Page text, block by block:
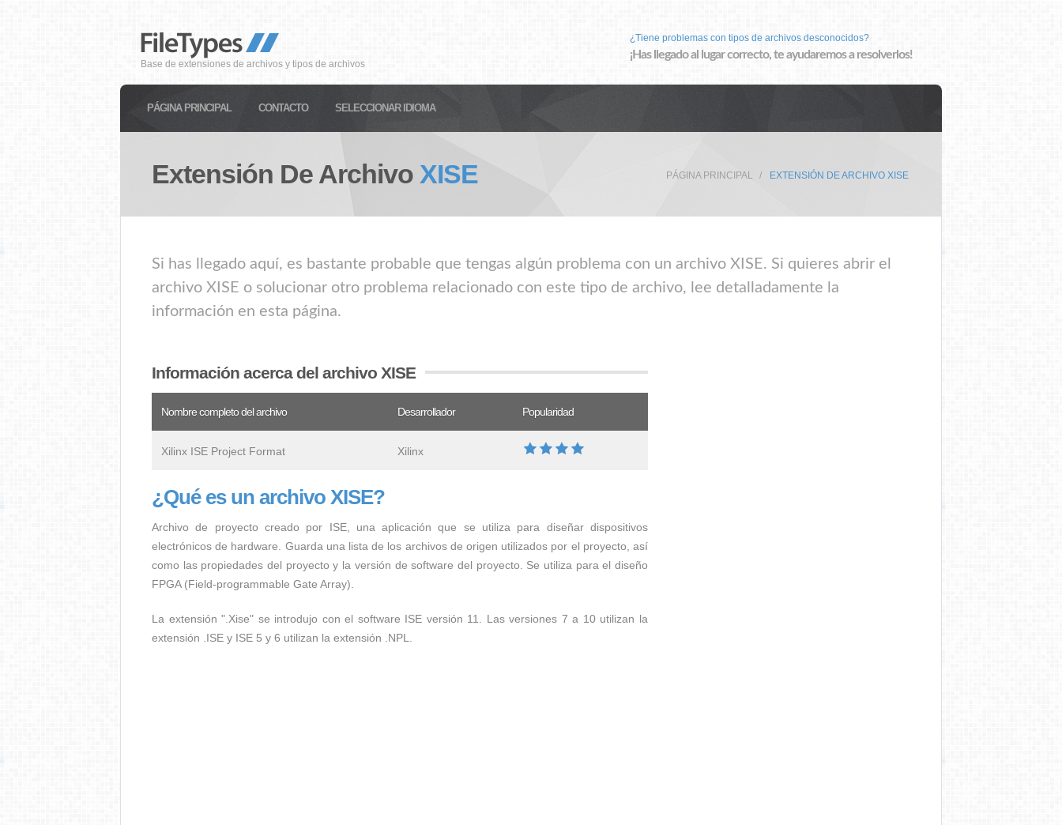
Base de extensiones de archivos y tipos de archivos
¿Tiene problemas con tipos de archivos desconocidos?
¡Has llegado al lugar correcto, te ayudaremos a resolverlos!
PÁGINA PRINCIPAL CONTACTO SELECCIONAR IDIOMA
Extensión De Archivo XISE PÁGINA PRINCIPAL EXTENSIÓN DE ARCHIVO XISE
Si has llegado aquí, es bastante probable que tengas algún problema con un archivo XISE. Si quieres abrir el
archivo XISE o solucionar otro problema relacionado con este tipo de archivo, lee detalladamente la
información en esta página.
Información acerca del archivo XISE
Nombre completo del archivo Desarrollador Popularidad
Xilinx ISE Project Format Xilinx
¿Qué es un archivo XISE?
Archivo de proyecto creado por ISE, una aplicación que se utiliza para diseñar dispositivos
electrónicos de hardware. Guarda una lista de los archivos de origen utilizados por el proyecto, así
como las propiedades del proyecto y la versión de software del proyecto. Se utiliza para el diseño
FPGA (Field-programmable Gate Array).
La extensión ".Xise" se introdujo con el software ISE versión 11. Las versiones 7 a 10 utilizan la
extensión .ISE y ISE 5 y 6 utilizan la extensión .NPL.